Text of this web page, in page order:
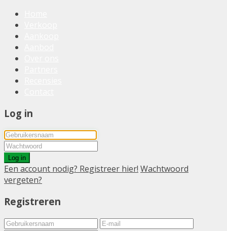
Log in
Log in
Een account nodig? Registreer hier! Wachtwoord
vergeten?
Registreren